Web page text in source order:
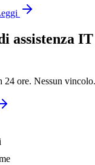
assistenza
24 ore. Nessun vincolo.